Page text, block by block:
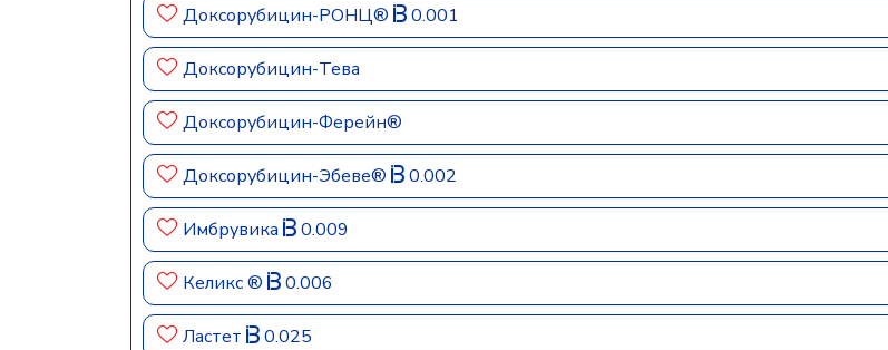
Доксорубицин-РОНЦ® 0.001
Доксорубицин-Тева
Доксорубицин-Ферейн®
Доксорубицин-Эбеве® 0.002
Имбрувика 0.009
Келикс ® 0.006
Ластет 0.025